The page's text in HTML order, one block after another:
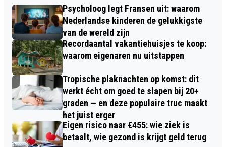
Psycholoog legt Fransen uit: waarom
Nederlandse kinderen de gelukkigste
van de wereld zijn
Recordaantal vakantiehuisjes te koop:
waarom eigenaren nu uitstappen
Tropische plaknachten op komst: dit
werkt écht om goed te slapen bij 20+
graden — en deze populaire truc maakt
het juist erger
Eigen risico naar €455: wie ziek is
betaalt, wie gezond is krijgt geld terug